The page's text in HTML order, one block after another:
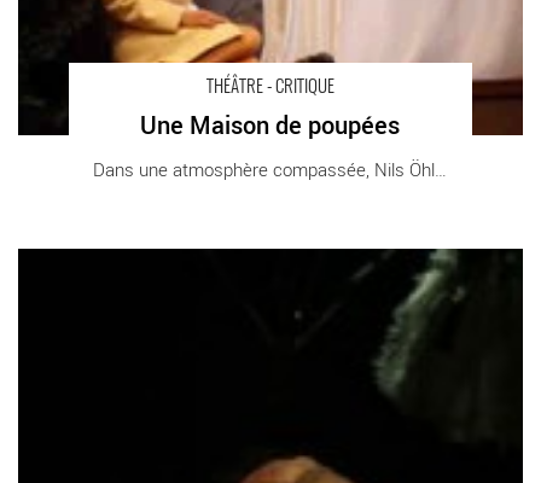
THÉÂTRE - CRITIQUE
Une Maison de poupées
Dans une atmosphère compassée, Nils Öhlund [...]
Charles Gonzalès devient… Camille Claudel - Critique sortie